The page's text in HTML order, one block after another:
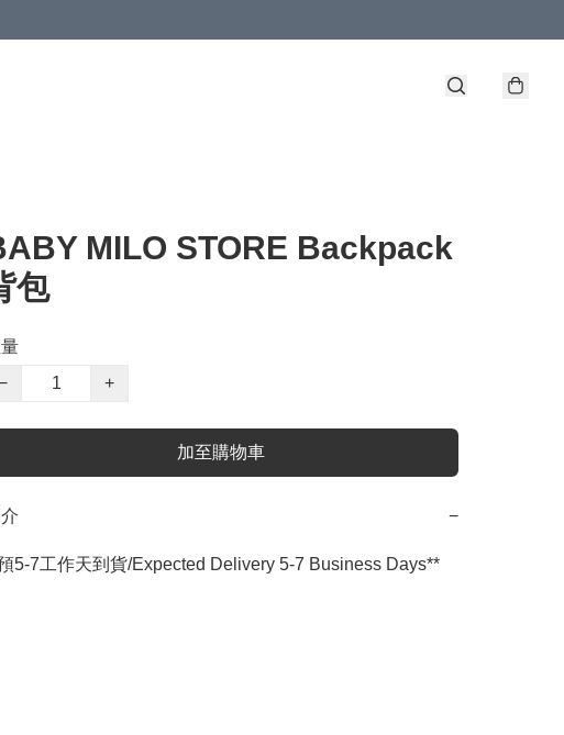
MILO STORE Backpack
包
+
加至購物車
−
5-7工作天到貨/Expected Delivery 5-7 Business Days**